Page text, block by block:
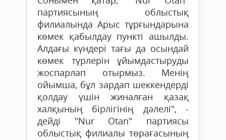
партиясының облыстық
филиалында Арыс тұрғындарына
көмек қабылдау пункті ашылды.
Алдағы күндері тағы да осындай
көмек түрлерін ұйымдастыруды
жоспарлап отырмыз. Менің
ойымша, бұл зардап шеккендерді
қолдау үшін жиналған қазақ
халқының бірлігінің дәлелі", -
дейді "Nur Otan" партиясы
облыстық филиалы төрағасының